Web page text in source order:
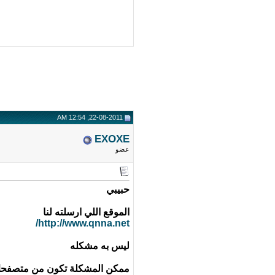
EXOXE
عضو
حبيبي
الموقع اللي ارسلته لنا
http://www.qnna.net/
ليس به مشكله
ممكن المشكلة تكون من